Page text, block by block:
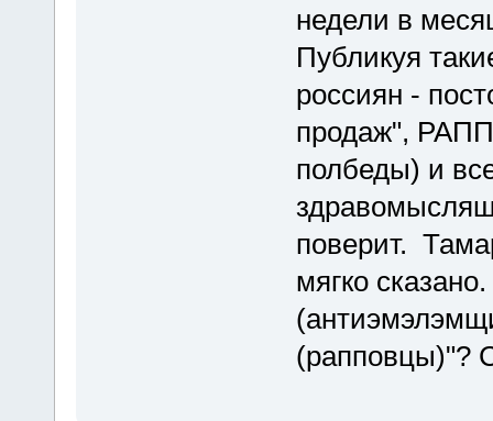
недели в
Публикуя
россиян -
продаж", РАПП
полбеды) и
поверит.
мягко
(рапповцы)"?